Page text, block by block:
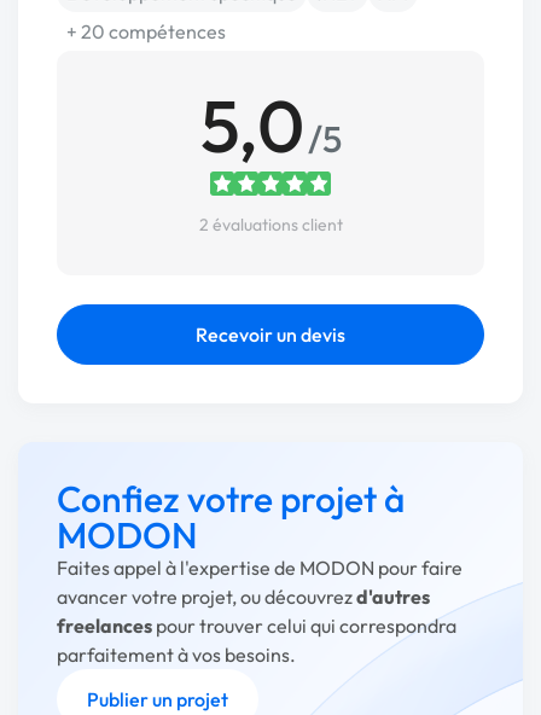
+ 20 compétences
5,0/5
2 évaluations client
Recevoir un devis
Confiez votre projet à
MODON
Faites appel à l'expertise de MODON pour faire
avancer votre projet, ou découvrezd'autres
freelances pour trouver celui qui correspondra
parfaitement à vos besoins.
Publier un projet